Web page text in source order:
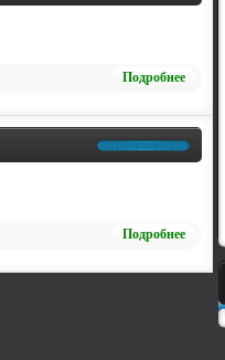
Подробнее
Подробнее